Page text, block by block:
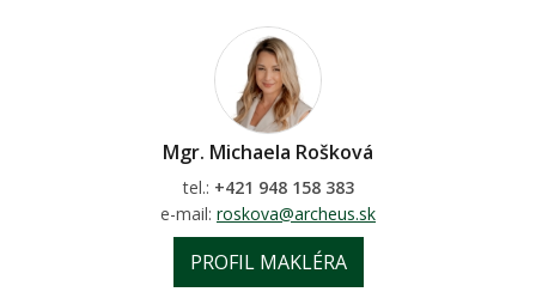
Mgr. Michaela Rošková
tel.: +421 948 158 383
e-mail: roskova@archeus.sk
PROFIL MAKLÉRA